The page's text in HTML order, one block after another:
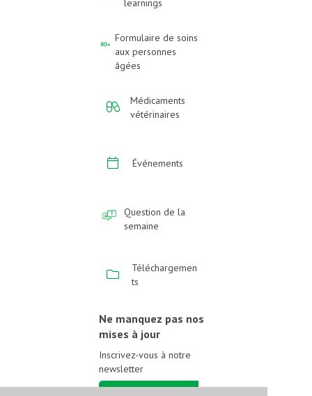
learnings
Formulaire de soins
aux personnes
âgées
Médicaments
vétérinaires
Événements
Question de la
semaine
Téléchargemen
ts
Ne manquez pas nos
mises à jour
Inscrivez-vous à notre
newsletter